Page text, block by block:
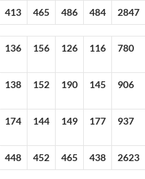
413 465 486 484 2847
136 156 126 116 780
138 152 190 145 906
174 144 149 177 937
448 452 465 438 2623